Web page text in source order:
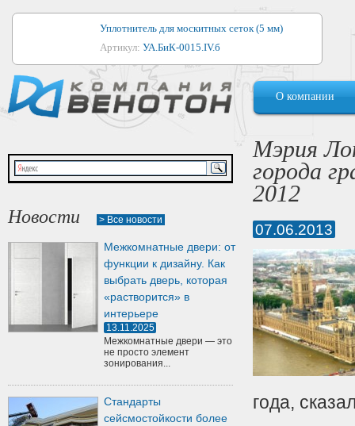
Уплотнитель для москитных сеток (5 мм)
Артикул: УА.БиК-0015.IV.б
Уплотнитель для алюминиевых окон
Артикул:1044
Уплотнитель для деревянных окон
Артикул:УМ.БиК-0062.IV.б
Уплотнитель лоджиевый для (4, 5, 6 мм)
Уплотнитель для деревянных дверей
Артикул:
О компании
Новости > Все новости
Межкомнатные двери: от
функции к дизайну. Как
выбрать дверь, которая
«растворится» в
интерьере
13.11.2025
Межкомнатные двери — это
не просто элемент
зонирования...
Стандарты
сейсмостойкости более
Мэрия
города
2012
07.06.2013
года,